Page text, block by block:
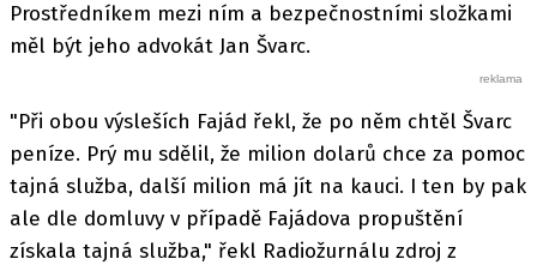
Prostředníkem mezi ním a bezpečnostními složkami
měl být jeho advokát Jan Švarc.
"Při obou výsleších Fajád řekl, že po něm chtěl Švarc
peníze. Prý mu sdělil, že milion dolarů chce za pomoc
tajná služba, další milion má jít na kauci. I ten by pak
ale dle domluvy v případě Fajádova propuštění
získala tajná služba," řekl Radiožurnálu zdroj z